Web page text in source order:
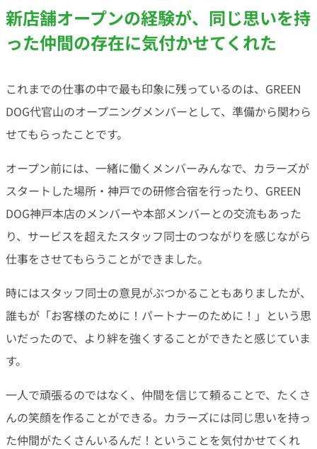
新店舗オープンの経験が、同じ思いを持
った仲間の存在に気付かせてくれた
これまでの仕事の中で最も印象に残っているのは、GREEN
DOG代官山のオープニングメンバーとして、準備から関わら
せてもらったことです。
オープン前には、一緒に働くメンバーみんなで、カラーズが
スタートした場所・神戸での研修合宿を行ったり、GREEN
DOG神戸本店のメンバーや本部メンバーとの交流もあった
り、サービスを超えたスタッフ同士のつながりを感じながら
仕事をさせてもらうことができました。
時にはスタッフ同士の意見がぶつかることもありましたが、
誰もが「お客様のために！パートナーのために！」という思
いだったので、より絆を強くすることができたと感じていま
す。
一人で頑張るのではなく、仲間を信じて頼ることで、たくさ
んの笑顔を作ることができる。カラーズには同じ思いを持っ
た仲間がたくさんいるんだ！ということを気付かせてくれ